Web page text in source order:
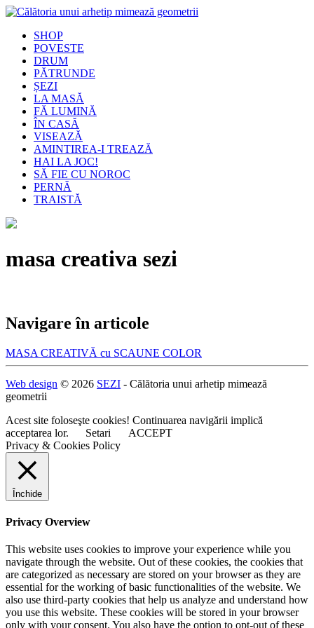
SHOP
POVESTE
DRUM
PĂTRUNDE
ȘEZI
LA MASĂ
FĂ LUMINĂ
ÎN CASĂ
VISEAZĂ
AMINTIREA-I TREAZĂ
HAI LA JOC!
SĂ FIE CU NOROC
PERNĂ
TRAISTĂ
masa creativa sezi
Navigare în articole
MASA CREATIVĂ cu SCAUNE COLOR
Web design © 2026 SEZI - Călătoria unui arhetip mimează
geometrii
Acest site foloseşte cookies! Continuarea navigării implică
acceptarea lor.
Setari
ACCEPT
Privacy & Cookies Policy
Închide
Privacy Overview
This website uses cookies to improve your experience while you
navigate through the website. Out of these cookies, the cookies that
are categorized as necessary are stored on your browser as they are
essential for the working of basic functionalities of the website. We
also use third-party cookies that help us analyze and understand how
you use this website. These cookies will be stored in your browser
only with your consent. You also have the option to opt-out of these